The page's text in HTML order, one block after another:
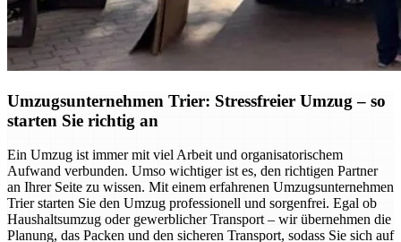
Umzugsunternehmen Trier: Stressfreier Umzug – so
starten Sie richtig an
Ein Umzug ist immer mit viel Arbeit und organisatorischem
Aufwand verbunden. Umso wichtiger ist es, den richtigen Partner
an Ihrer Seite zu wissen. Mit einem erfahrenen Umzugsunternehmen
Trier starten Sie den Umzug professionell und sorgenfrei. Egal ob
Haushaltsumzug oder gewerblicher Transport – wir übernehmen die
Planung, das Packen und den sicheren Transport, sodass Sie sich auf